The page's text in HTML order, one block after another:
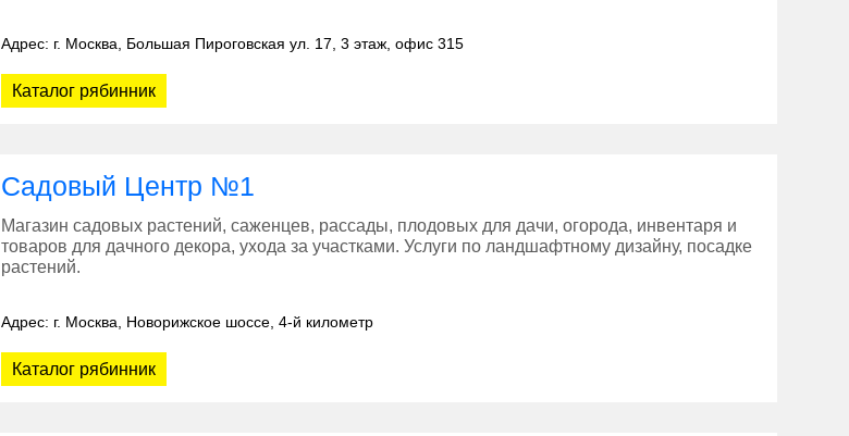
Адрес: г. Москва, Большая Пироговская ул. 17, 3 этаж, офис 315
Каталог рябинник
Садовый Центр №1
Магазин садовых растений, саженцев, рассады, плодовых для дачи, огорода, инвентаря и
товаров для дачного декора, ухода за участками. Услуги по ландшафтному дизайну, посадке
растений.
Адрес: г. Москва, Новорижское шоссе, 4-й километр
Каталог рябинник